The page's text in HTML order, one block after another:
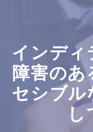
インデ
障害のあ
セシブ